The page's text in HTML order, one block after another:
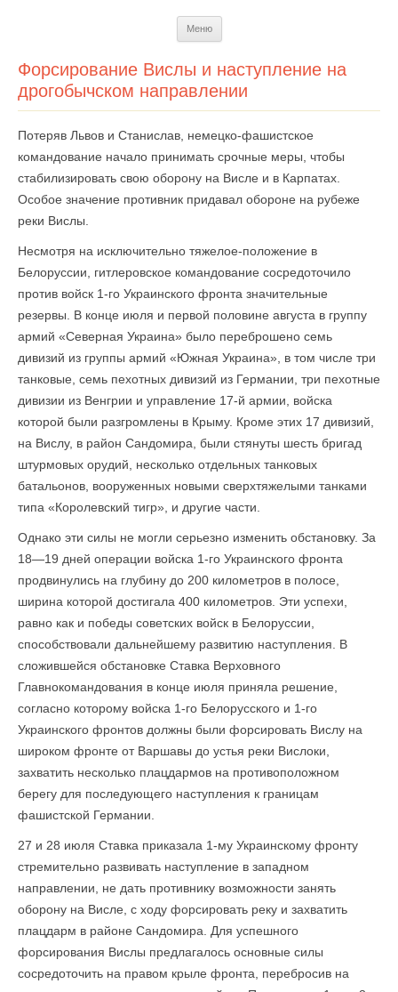
Меню
Форсирование Вислы и наступление на
дрогобычском направлении
Потеряв Львов и Станислав, немецко-фашистское
командование начало принимать срочные меры, чтобы
стабилизировать свою оборону на Висле и в Карпатах.
Особое значение противник придавал обороне на рубеже
реки Вислы.
Несмотря на исключительно тяжелое-положение в
Белоруссии, гитлеровское командование сосредоточило
против войск 1-го Украинского фронта значительные
резервы. В конце июля и первой половине августа в группу
армий «Северная Украина» было переброшено семь
дивизий из группы армий «Южная Украина», в том числе три
танковые, семь пехотных дивизий из Германии, три пехотные
дивизии из Венгрии и управление 17-й армии, войска
которой были разгромлены в Крыму. Кроме этих 17 дивизий,
на Вислу, в район Сандомира, были стянуты шесть бригад
штурмовых орудий, несколько отдельных танковых
батальонов, вооруженных новыми сверхтяжелыми танками
типа «Королевский тигр», и другие части.
Однако эти силы не могли серьезно изменить обстановку. За
18—19 дней опе­рации войска 1-го Украинского фронта
продвинулись на глубину до 200 километров в полосе,
ширина которой достигала 400 километров. Эти успехи,
равно как и победы советских войск в Белоруссии,
способствовали дальнейшему развитию наступления. В
сложившейся обстановке Ставка Верховного
Главнокомандования в конце июля приняла решение,
согласно которому войска 1-го Белорусского и 1-го
Украинского фронтов должны были форсировать Вислу на
широком фронте от Варшавы до устья реки Вислоки,
захватить несколько плацдармов на противоположном
берегу для последующего наступления к границам
фашистской Германии.
27 и 28 июля Ставка приказала 1-му Украинскому фронту
стремительно развивать наступление в западном
направлении, не дать противнику возможности занять
оборону на Висле, с ходу форсировать реку и захватить
плацдарм в районе Сандо­мира. Для успешного
форсирования Вислы предлагалось основные силы
сосредоточить на правом крыле фронта, перебросив на